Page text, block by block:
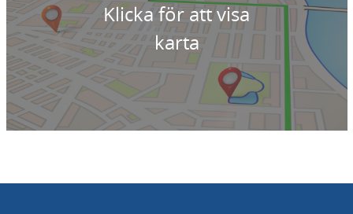
Klicka för att visa
karta